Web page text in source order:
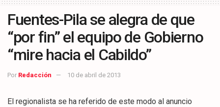
Fuentes-Pila se alegra de que
“por fin” el equipo de Gobierno
“mire hacia el Cabildo”
Por Redacción 10 de abril de 2013
El regionalista se ha referido de este modo al anuncio